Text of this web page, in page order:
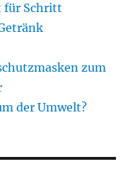
für Schritt
zum
der Umwelt?